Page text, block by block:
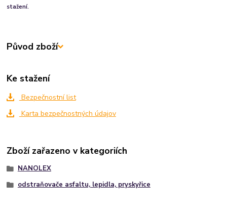
stažení.
Původ zboží
Ke stažení
Bezpečnostní list
Karta bezpečnostných údajov
Zboží zařazeno v kategoriích
NANOLEX
odstraňovače asfaltu, lepidla, pryskyřice